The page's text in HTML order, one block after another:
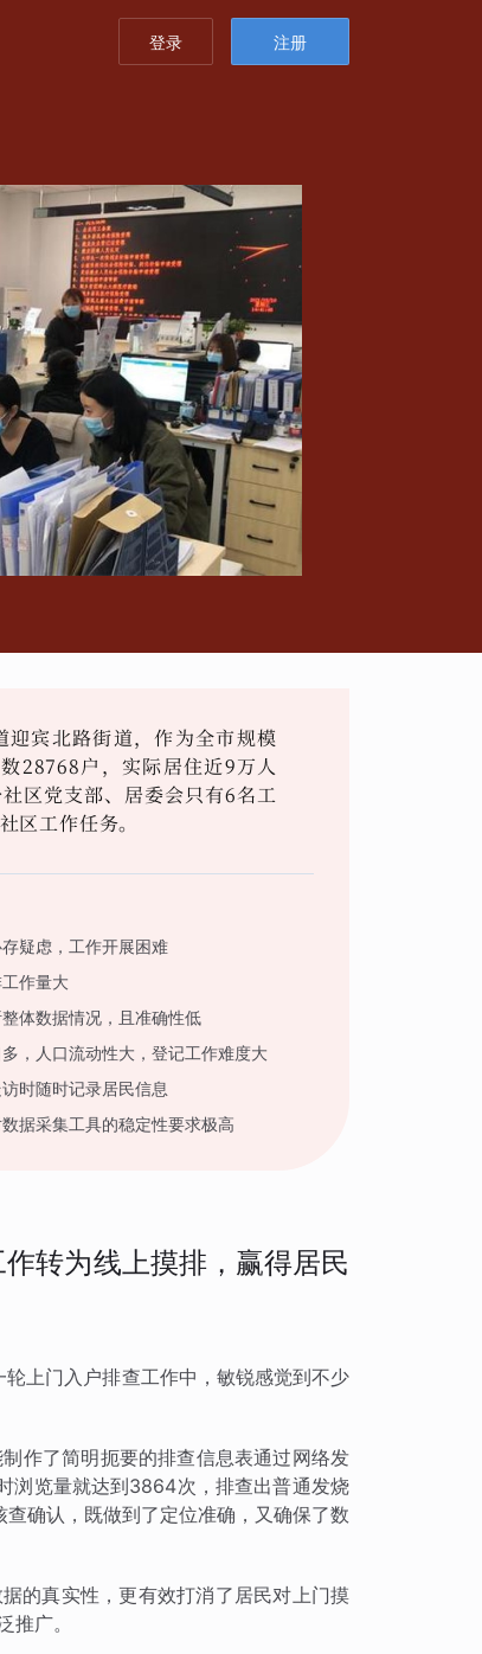
登录 注册
宾北路街道，作为全市规模
28768户，实际居住近9万人
区党支部、居委会只有6名工
区工作任务。
疑虑，工作开展困难
作量大
体数据情况，且准确性低
，人口流动性大，登记工作难度大
时随时记录居民信息
据采集工具的稳定性要求极高
转为线上摸排，赢得居民
上门入户排查工作中，敏锐感觉到不少
作了简明扼要的排查信息表通过网络发
浏览量就达到3864次，排查出普通发烧
确认，既做到了定位准确，又确保了数
的真实性，更有效打消了居民对上门摸
广。